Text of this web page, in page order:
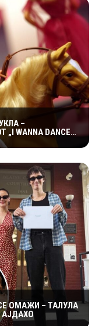
–
WANNA DANCE
ОМАЖИ – ТАЛУЛА
АЈДАХО